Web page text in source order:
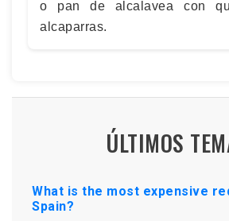
o pan de alcalavea con
alcaparras.
ÚLTIMOS
What is the most expensive
Spain?